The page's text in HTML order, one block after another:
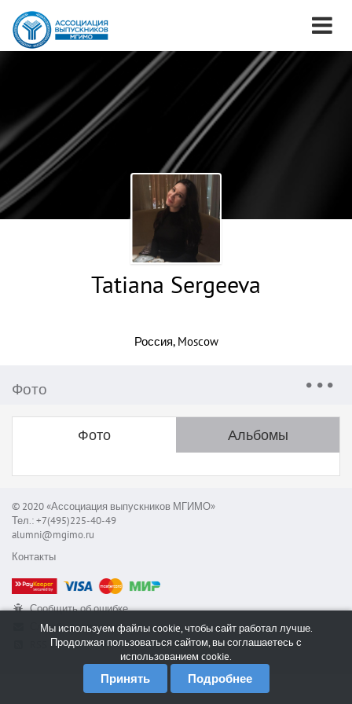
Tatiana Sergeeva
Россия, Moscow
Фото
Фото Альбомы
© 2020 «Ассоциация выпускников МГИМО»
Тел.: +7(495)225-40-49
alumni@mgimo.ru
Контакты
Сообщить об ошибке
Служба поддержки
Мы используем файлы cookie, чтобы сайт работал лучше.
Продолжая пользоваться сайтом, вы соглашаетесь с
использованием cookie.
Принять Подробнее